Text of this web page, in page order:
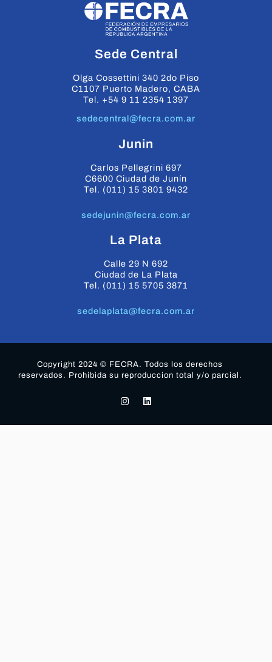
Sede Central
Olga Cossettini 340 2do Piso
C1107 Puerto Madero, CABA
Tel. +54 9 11 2354 1397
sedecentral@fecra.com.ar
Junin
Carlos Pellegrini 697
C6600 Ciudad de Junín
Tel. (011) 15 3801 9432
sedejunin@fecra.com.ar
La Plata
Calle 29 N 692
Ciudad de La Plata
Tel. (011) 15 5705 3871
sedelaplata@fecra.com.ar
Copyright 2024 © FECRA. Todos los derechos
reservados. Prohibida su reproduccion total y/o parcial.